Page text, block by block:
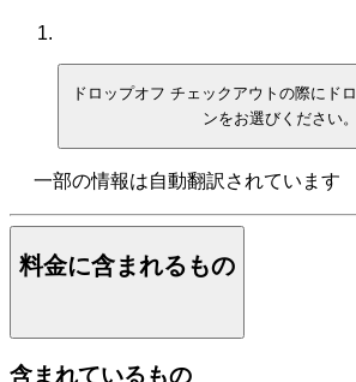
ドロップオフ チェックアウトの際にド
ンをお選びください。
一部の情報は自動翻訳されています
料金に含まれるもの
含まれているもの